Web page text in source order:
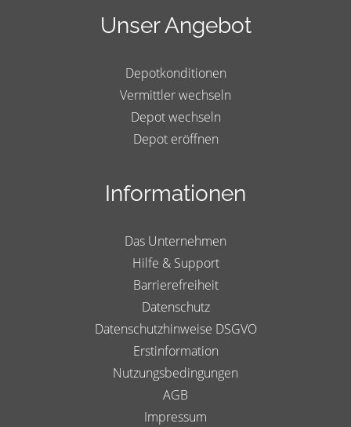
Unser Angebot
Depotkonditionen
Vermittler wechseln
Depot wechseln
Depot eröffnen
Informationen
Das Unternehmen
Hilfe & Support
Barrierefreiheit
Datenschutz
Datenschutzhinweise DSGVO
Erstinformation
Nutzungsbedingungen
AGB
Impressum